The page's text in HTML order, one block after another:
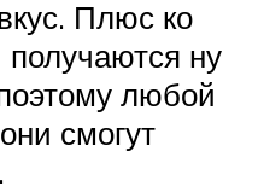
Плюс ко
ну
любой
смогут